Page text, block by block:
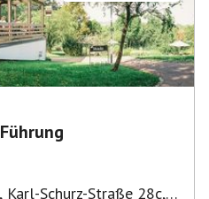
, Karl-Schurz-Straße 28c,